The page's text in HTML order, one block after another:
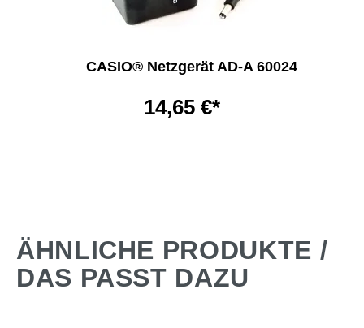
CASIO® Netzgerät AD-A 60024
14,65 €*
ÄHNLICHE PRODUKTE /
DAS PASST DAZU